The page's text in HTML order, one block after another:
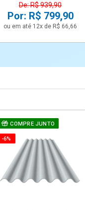
De: R$ 939,90
Por: R$ 799,90
ou em até 12x de R$ 66,66
COMPRE JUNTO
-6%